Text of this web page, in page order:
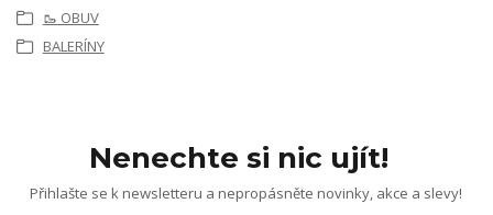
🥾 OBUV
BALERÍNY
Nenechte si nic ujít!
Přihlašte se k newsletteru a nepropásněte novinky, akce a slevy!